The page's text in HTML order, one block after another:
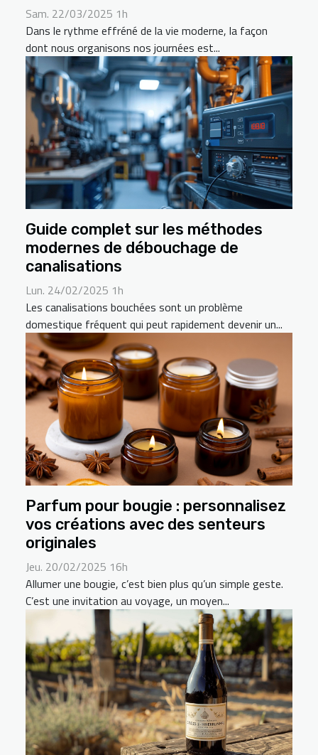
Sam. 22/03/2025 1h
Dans le rythme effréné de la vie moderne, la façon
dont nous organisons nos journées est...
Guide complet sur les méthodes
modernes de débouchage de
canalisations
Lun. 24/02/2025 1h
Les canalisations bouchées sont un problème
domestique fréquent qui peut rapidement devenir un...
Parfum pour bougie : personnalisez
vos créations avec des senteurs
originales
Jeu. 20/02/2025 16h
Allumer une bougie, c’est bien plus qu’un simple geste.
C’est une invitation au voyage, un moyen...